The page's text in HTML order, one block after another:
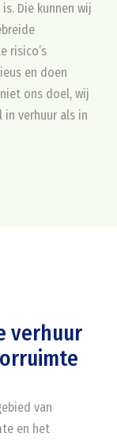
Die kunnen wij
risico’s
en doen
ons doel, wij
verhuur als in
verhuur
van
en het